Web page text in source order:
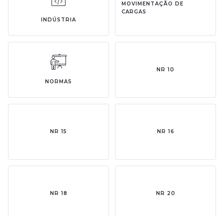
INDÚSTRIA
MOVIMENTAÇÃO DE
CARGAS
NORMAS
NR 10
NR 15 NR 16
NR 18 NR 20